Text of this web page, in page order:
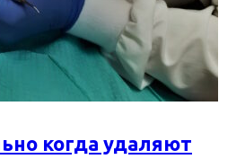
когда удаляют